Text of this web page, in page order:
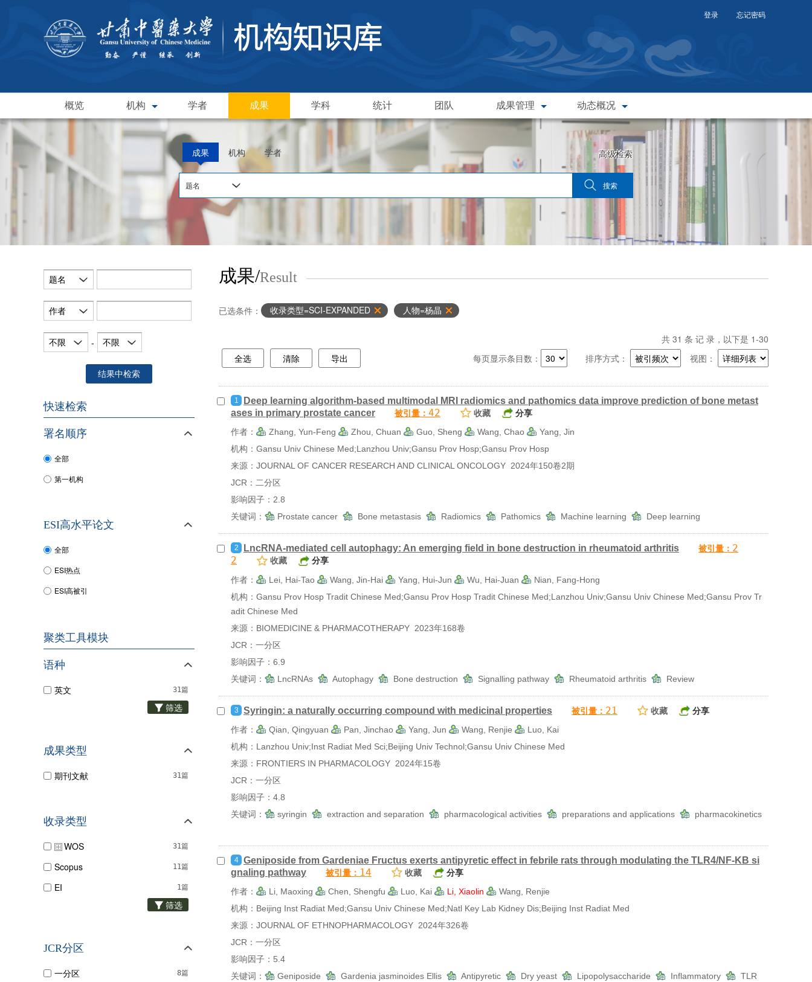
登录 忘记密码
概览 机构 学者 成果 学科 统计 团队 成果管理 动态概况
成果 机构 学者
题名
高级检索
题名
作者
不限 - 不限
结果中检索
快速检索
署名顺序
全部
第一机构
ESI高水平论文
全部
ESI热点
ESI高被引
聚类工具模块
语种
31篇
英文
筛选
成果类型
31篇
期刊文献
收录类型
31篇
WOS
11篇
Scopus
1篇
EI
筛选
JCR分区
8篇
一分区
成果/Result
已选条件： 收录类型=SCI-EXPANDED 人物=杨晶
共 31 条 记 录，以下是 1-30
视图：
排序方式：
全选 清除 导出 每页显示条目数：
1
Deep learning algorithm-based multimodal MRI radiomics and pathomics data improve prediction of bone metast
ases in primary prostate cancer
被引量： 42 收藏
分享
作者：
Zhang, Yun-Feng Zhou, Chuan Guo, Sheng Wang, Chao
Yang, Jin
机构：Gansu Univ Chinese Med;Lanzhou Univ;Gansu Prov Hosp;Gansu Prov Hosp
来源：JOURNAL OF CANCER RESEARCH AND CLINICAL ONCOLOGY 2024年150卷2期
JCR：二分区
影响因子：2.8
关键词：
Prostate cancer Bone metastasis Radiomics Pathomics Machine learning Deep learning
2 LncRNA-mediated cell autophagy: An emerging field in bone destruction in rheumatoid arthritis 被引量： 2
2
收藏
分享
作者：
Lei, Hai-Tao Wang, Jin-Hai Yang, Hui-Jun Wu, Hai-Juan
Nian, Fang-Hong
机构：Gansu Prov Hosp Tradit Chinese Med;Gansu Prov Hosp Tradit Chinese Med;Lanzhou Univ;Gansu Univ Chinese Med;Gansu Prov Tr
adit Chinese Med
来源：BIOMEDICINE & PHARMACOTHERAPY 2023年168卷
JCR：一分区
影响因子：6.9
关键词：
LncRNAs Autophagy Bone destruction Signalling pathway Rheumatoid arthritis Review
3 Syringin: a naturally occurring compound with medicinal properties 被引量： 21 收藏
分享
作者：
Qian, Qingyuan Pan, Jinchao Yang, Jun Wang, Renjie
Luo, Kai
机构：Lanzhou Univ;Inst Radiat Med Sci;Beijing Univ Technol;Gansu Univ Chinese Med
来源：FRONTIERS IN PHARMACOLOGY 2024年15卷
JCR：一分区
影响因子：4.8
关键词：
syringin extraction and separation pharmacological activities preparations and applications pharmacokinetics
4
Geniposide from Gardeniae Fructus exerts antipyretic effect in febrile rats through modulating the TLR4/NF-KB si
gnaling pathway
被引量： 14 收藏
分享
作者：
Li, Maoxing Chen, Shengfu Luo, Kai Li, Xiaolin
Wang, Renjie
机构：Beijing Inst Radiat Med;Gansu Univ Chinese Med;Natl Key Lab Kidney Dis;Beijing Inst Radiat Med
来源：JOURNAL OF ETHNOPHARMACOLOGY 2024年326卷
JCR：一分区
影响因子：5.4
关键词：
Geniposide Gardenia jasminoides Ellis Antipyretic Dry yeast Lipopolysaccharide Inflammatory
TLR